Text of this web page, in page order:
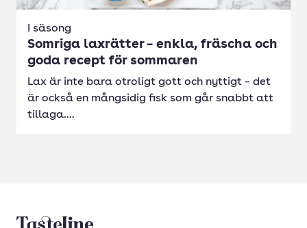
I säsong
Somriga laxrätter – enkla, fräscha och
goda recept för sommaren
Lax är inte bara otroligt gott och nyttigt – det
är också en mångsidig fisk som går snabbt att
tillaga....
Tasteline startsida